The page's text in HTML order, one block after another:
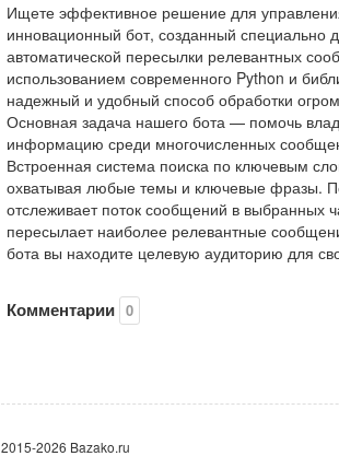
Ищете эффективное решение для
инновационный бот, созданный
автоматической пересылки релевантных
использованием современного Python и
надежный и удобный способ обработки
Основная задача нашего бота — помочь
информацию среди многочисленных
Встроенная система поиска по ключевым
охватывая любые темы и ключевые фразы.
отслеживает поток сообщений в выбранных
пересылает наиболее релевантные
бота вы находите целевую аудиторию для
Комментарии 0
2015-2026 Bazako.ru